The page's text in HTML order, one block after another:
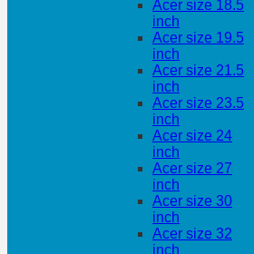
Acer size 18.5
inch
Acer size 19.5
inch
Acer size 21.5
inch
Acer size 23.5
inch
Acer size 24
inch
Acer size 27
inch
Acer size 30
inch
Acer size 32
inch